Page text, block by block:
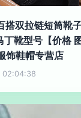
搭双拉链短筒靴
丁靴型号【价格
饰鞋帽专营店
02:04:38